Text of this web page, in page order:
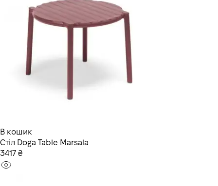
В кошик
Стiл Doga Table Marsala
3417 ₴